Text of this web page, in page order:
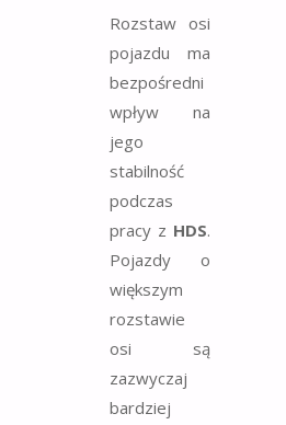
Rozstaw osi
pojazdu ma
bezpośredni
wpływ na
jego
stabilność
podczas
pracy z HDS.
Pojazdy o
większym
rozstawie
osi są
zazwyczaj
bardziej